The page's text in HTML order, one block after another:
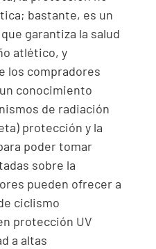
bastante, es un
garantiza la salud
atlético, y
los compradores
conocimiento
de radiación
protección y la
poder tomar
sobre la
pueden ofrecer a
ciclismo
protección UV
a altas